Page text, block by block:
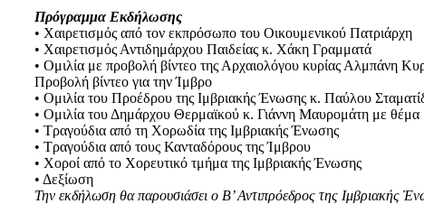
Πρόγραμμα Εκδήλωσης
• Χαιρετισμός από τον εκπρόσωπο του Οικουμενικού Πατριάρχη
• Χαιρετισμός Αντιδημάρχου Παιδείας κ. Χάκη Γραμματά
• Ομιλία με προβολή βίντεο της Αρχαιολόγου κυρίας Αλμπάνη
Προβολή βίντεο για την Ίμβρο
• Ομιλία του Προέδρου της Ιμβριακής Ένωσης κ. Παύλου
• Ομιλία του Δημάρχου Θερμαϊκού κ. Γιάννη Μαυρομάτη με θέμα
• Τραγούδια από τη Χορωδία της Ιμβριακής Ένωσης
• Τραγούδια από τους Κανταδόρους της Ίμβρου
• Xoρoί από το Χορευτικό τμήμα της Ιμβριακής Ένωσης
• Δεξίωση
Την εκδήλωση θα παρουσιάσει ο Β’ Αντιπρόεδρος της Ιμβριακής